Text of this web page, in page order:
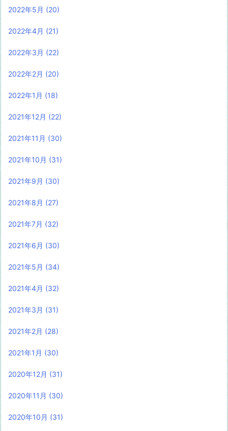
2022年5月 (20)
2022年4月 (21)
2022年3月 (22)
2022年2月 (20)
2022年1月 (18)
2021年12月 (22)
2021年11月 (30)
2021年10月 (31)
2021年9月 (30)
2021年8月 (27)
2021年7月 (32)
2021年6月 (30)
2021年5月 (34)
2021年4月 (32)
2021年3月 (31)
2021年2月 (28)
2021年1月 (30)
2020年12月 (31)
2020年11月 (30)
2020年10月 (31)